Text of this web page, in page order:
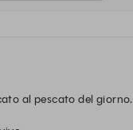
al pescato del giorno.